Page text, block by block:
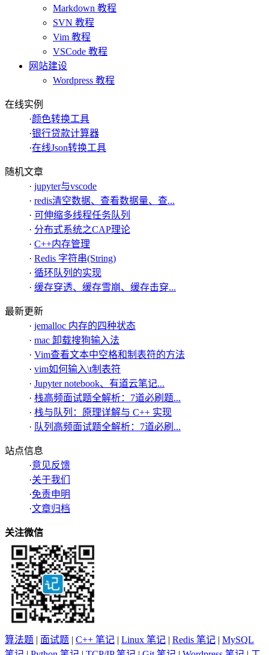
Markdown 教程
SVN 教程
Vim 教程
VSCode 教程
网站建设
Wordpress 教程
在线实例
·颜色转换工具
·银行贷款计算器
·在线Json转换工具
随机文章
· jupyter与vscode
· redis清空数据、查看数据量、查...
· 可伸缩多线程任务队列
· 分布式系统之CAP理论
· C++内存管理
· Redis 字符串(String)
· 循环队列的实现
· 缓存穿透、缓存雪崩、缓存击穿...
最新更新
· jemalloc 内存的四种状态
· mac 卸载搜狗输入法
· Vim查看文本中空格和制表符的方法
· vim如何输入\t制表符
· Jupyter notebook、有道云笔记...
· 栈高频面试题全解析：7道必刷题...
· 栈与队列：原理详解与 C++ 实现
· 队列高频面试题全解析：7道必刷...
站点信息
·意见反馈
·关于我们
·免责申明
·文章归档
关注微信
算法题 | 面试题 | C++ 笔记 | Linux 笔记 | Redis 笔记 | MySQL